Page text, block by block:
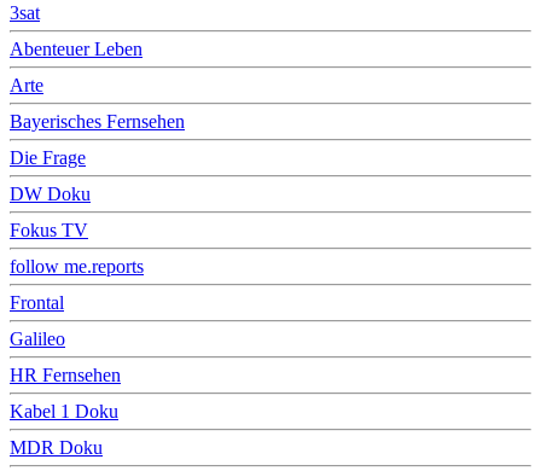
3sat
Abenteuer Leben
Arte
Bayerisches Fernsehen
Die Frage
DW Doku
Fokus TV
follow me.reports
Frontal
Galileo
HR Fernsehen
Kabel 1 Doku
MDR Doku